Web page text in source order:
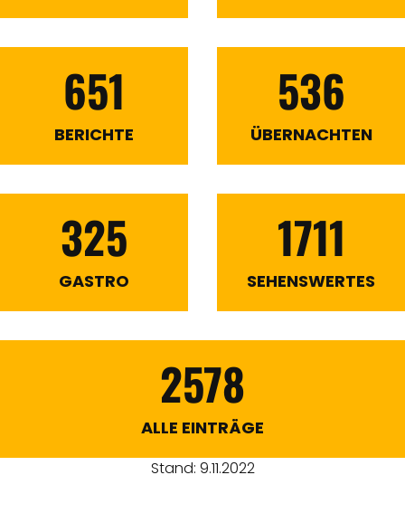
651
BERICHTE
536
ÜBERNACHTEN
325
GASTRO
1711
SEHENSWERTES
2578
ALLE EINTRÄGE
Stand: 9.11.2022